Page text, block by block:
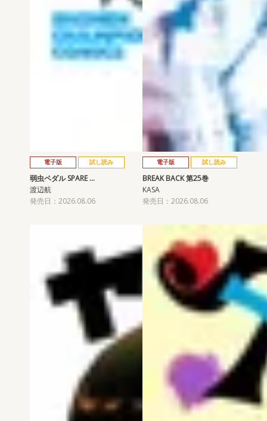
電子版 試し読み
弱虫ペダル SPARE …
渡辺航
発売日：2026.08.06
電子版 試し読み
BREAK BACK 第25巻
KASA
発売日：2026.08.06